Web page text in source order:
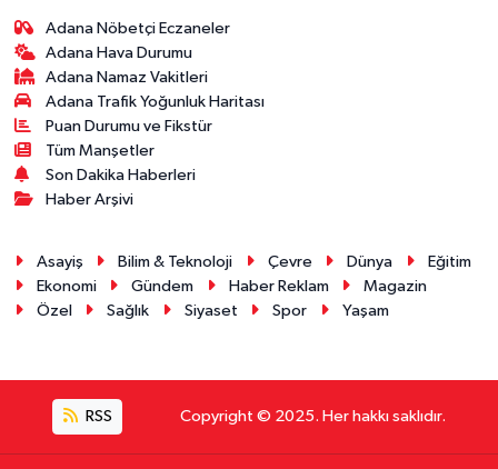
Adana Nöbetçi Eczaneler
Adana Hava Durumu
Adana Namaz Vakitleri
Adana Trafik Yoğunluk Haritası
Puan Durumu ve Fikstür
Tüm Manşetler
Son Dakika Haberleri
Haber Arşivi
Asayiş Bilim & Teknoloji Çevre Dünya
Eğitim
Ekonomi
Gündem Haber Reklam
Magazin
Özel
Sağlık Siyaset Spor Yaşam
RSS Copyright © 2025. Her hakkı saklıdır.